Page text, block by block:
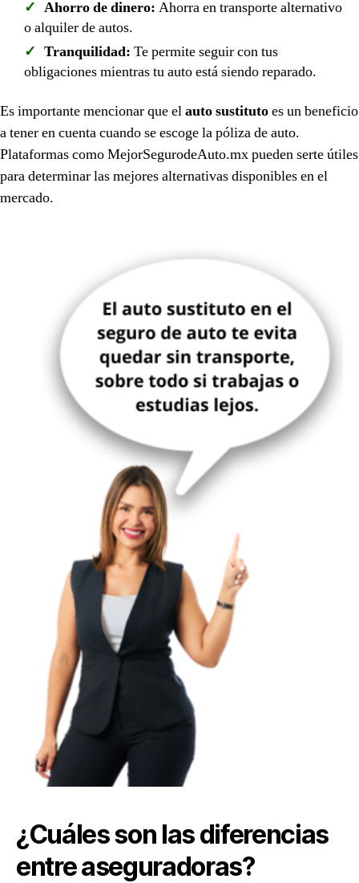
Ahorro de dinero: Ahorra en transporte alternativo
o alquiler de autos.
Tranquilidad: Te permite seguir con tus
obligaciones mientras tu auto está siendo reparado.
Es importante mencionar que elauto sustitutoes un beneficio
a tener en cuenta cuando se escoge la póliza de auto.
Plataformas como MejorSegurodeAuto.mx pueden serte útiles
para determinar las mejores alternativas disponibles en el
mercado.
¿Cuáles son las diferencias
entre aseguradoras?